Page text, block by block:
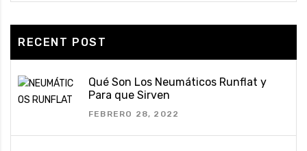
RECENT POST
Qué Son Los Neumáticos Runflat y
Para que Sirven
FEBRERO 28, 2022